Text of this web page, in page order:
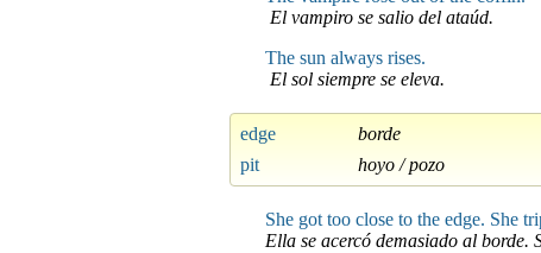
El vampiro se salio del ataúd.
The sun always rises.
El sol siempre se eleva.
edge borde
pit
hoyo / pozo
She got too close to the edge. She
Ella se acercó demasiado al borde.